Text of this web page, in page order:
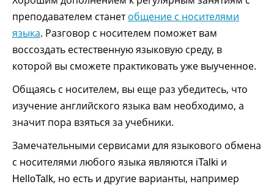
преподавателем станетобщение с носителями
языка. Разговор с носителем поможет вам
воссоздать естественную языковую среду, в
которой вы сможете практиковать уже выученное.
Общаясь с носителем, вы еще раз убедитесь, что
изучение английского языка вам необходимо, а
значит пора взяться за учебники.
Замечательными сервисами для языкового обмена
с носителями любого языка являются iTalki и
HelloTalk, но есть и другие варианты, например